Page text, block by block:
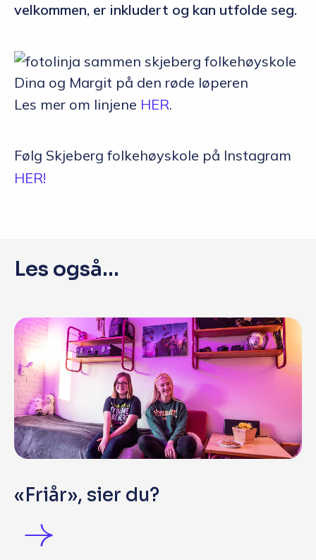
velkommen, er inkludert og kan utfolde seg.
Dina og Margit på den røde løperen
Les mer om linjene HER.
Følg Skjeberg folkehøyskole på Instagram
HER!
Les også...
«Friår», sier du?